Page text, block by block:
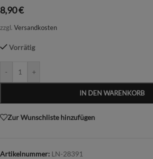
8,90€
zzgl. Versandkosten
Vorrätig
- +
IN DEN WARENKORB
Zur Wunschliste hinzufügen
Artikelnummer: LN-28391